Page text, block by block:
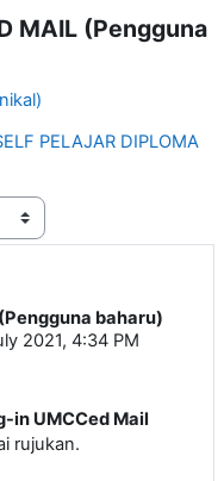
MAIL (Pengguna
PELAJAR DIPLOMA
baharu)
2021, 4:34 PM
in UMCCed Mail
rujukan.